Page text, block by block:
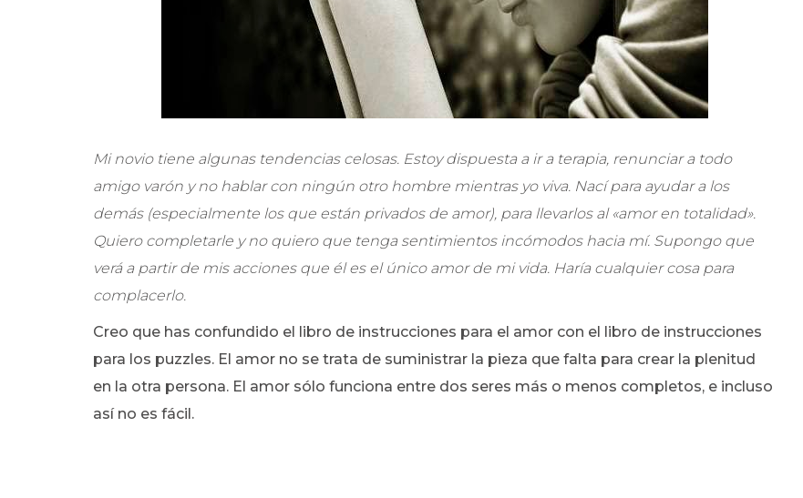
Mi novio tiene algunas tendencias celosas. Estoy dispuesta a ir a terapia, renunciar a todo
amigo varón y no hablar con ningún otro hombre mientras yo viva. Nací para ayudar a los
demás (especialmente los que están privados de amor), para llevarlos al «amor en totalidad».
Quiero completarle y no quiero que tenga sentimientos incómodos hacia mí. Supongo que
verá a partir de mis acciones que él es el único amor de mi vida. Haría cualquier cosa para
complacerlo.
Creo que has confundido el libro de instrucciones para el amor con el libro de instrucciones
para los puzzles. El amor no se trata de suministrar la pieza que falta para crear la plenitud
en la otra persona. El amor sólo funciona entre dos seres más o menos completos, e incluso
así no es fácil.